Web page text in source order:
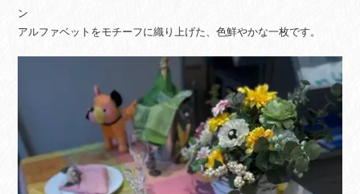
ン
アルファベットをモチーフに織り上げた、色鮮やかな一枚です。